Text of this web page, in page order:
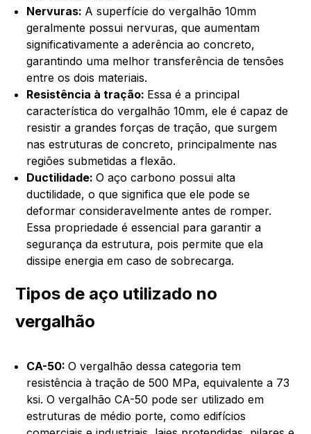
Nervuras: A superfície do vergalhão 10mm
geralmente possui nervuras, que aumentam
significativamente a aderência ao concreto,
garantindo uma melhor transferência de tensões
entre os dois materiais.
Resistência à tração: Essa é a principal
característica do vergalhão 10mm, ele é capaz de
resistir a grandes forças de tração, que surgem
nas estruturas de concreto, principalmente nas
regiões submetidas a flexão.
Ductilidade:O aço carbono possui alta
ductilidade, o que significa que ele pode se
deformar consideravelmente antes de romper.
Essa propriedade é essencial para garantir a
segurança da estrutura, pois permite que ela
dissipe energia em caso de sobrecarga.
Tipos de aço utilizado no
vergalhão
CA-50:O vergalhão dessa categoria tem
resistência à tração de 500 MPa, equivalente a 73
ksi. O vergalhão CA-50 pode ser utilizado em
estruturas de médio porte, como edifícios